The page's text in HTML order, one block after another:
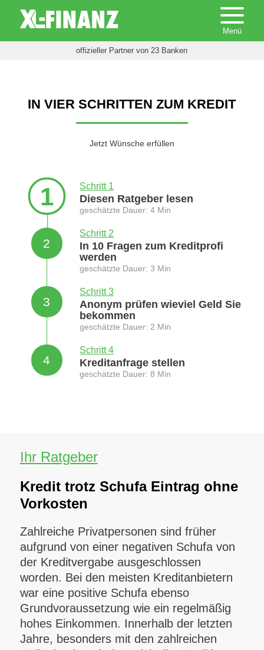
offizieller Partner von 23 Banken
IN VIER SCHRITTEN ZUM KREDIT
Jetzt Wünsche erfüllen
1 Schritt 1
Diesen Ratgeber lesen
geschätzte Dauer: 4 Min
2
Schritt 2
In 10 Fragen zum Kreditprofi
werden
geschätzte Dauer: 3 Min
3
Schritt 3
Anonym prüfen wieviel Geld Sie
bekommen
geschätzte Dauer: 2 Min
4
Schritt 4
Kreditanfrage stellen
geschätzte Dauer: 8 Min
Ihr Ratgeber
Kredit trotz Schufa Eintrag ohne
Vorkosten
Zahlreiche Privatpersonen sind früher
aufgrund von einer negativen Schufa von
der Kreditvergabe ausgeschlossen
worden. Bei den meisten Kreditanbietern
war eine positive Schufa ebenso
Grundvoraussetzung wie ein regelmäßig
hohes Einkommen. Innerhalb der letzten
Jahre, besonders mit den zahlreichen